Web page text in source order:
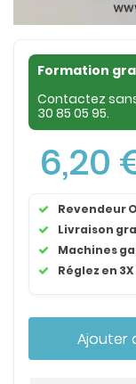
Formation
Contactez
30 85 05 95.
6,20
Revendeur
Livraison
Machines
Réglez en
Ajouter